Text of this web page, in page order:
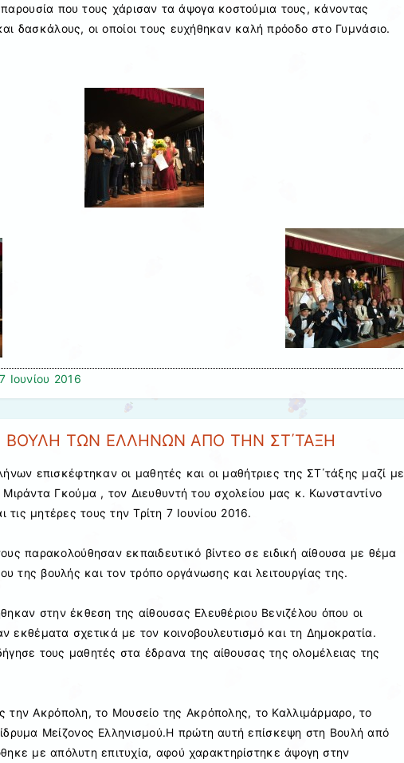
που τους χάρισαν τα άψογα κοστούμια τους, κάνοντας
δασκάλους, οι οποίοι τους ευχήθηκαν καλή πρόοδο στο Γυμνάσιο.
Ιουνίου 2016
ΒΟΥΛΗ ΤΩΝ ΕΛΛΗΝΩΝ ΑΠΟ ΤΗΝ ΣΤ΄ΤΑΞΗ
επισκέφτηκαν οι μαθητές και οι μαθήτριες της ΣΤ΄τάξης μαζί με
Γκούμα , τον Διευθυντή του σχολείου μας κ. Κωνσταντίνο
μητέρες τους την Τρίτη 7 Ιουνίου 2016.
παρακολούθησαν εκπαιδευτικό βίντεο σε ειδική αίθουσα με θέμα
της βουλής και τον τρόπο οργάνωσης και λειτουργίας της.
στην έκθεση της αίθουσας Ελευθέριου Βενιζέλου όπου οι
εκθέματα σχετικά με τον κοινοβουλευτισμό και τη Δημοκρατία.
τους μαθητές στα έδρανα της αίθουσας της ολομέλειας της
την Ακρόπολη, το Μουσείο της Ακρόπολης, το Καλλιμάρμαρο, το
Μείζονος Ελληνισμού.Η πρώτη αυτή επίσκεψη στη Βουλή από
με απόλυτη επιτυχία, αφού χαρακτηρίστηκε άψογη στην